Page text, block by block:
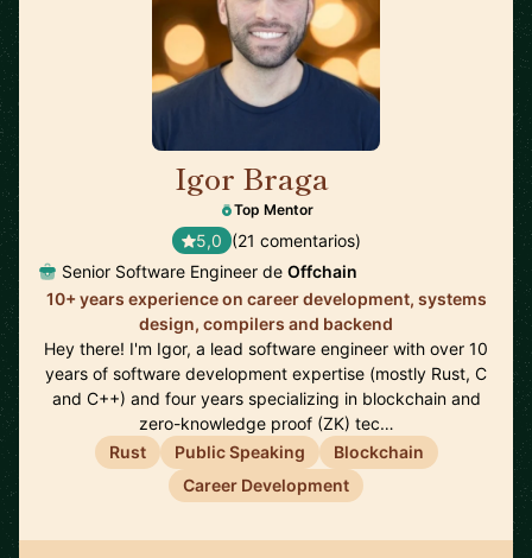
Igor Braga
Top Mentor
5,0 (21 comentarios)
Senior Software Engineer de Offchain
10+ years experience on career development, systems
design, compilers and backend
Hey there! I'm Igor, a lead software engineer with over 10
years of software development expertise (mostly Rust, C
and C++) and four years specializing in blockchain and
zero-knowledge proof (ZK) tec…
Rust
Public Speaking
Blockchain
Career Development